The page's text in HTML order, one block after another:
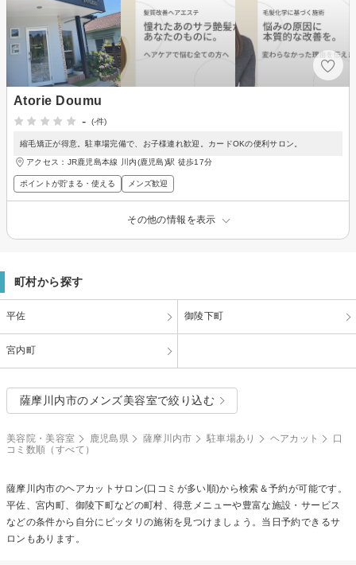
Atorie Doumu
-
(-件)
縮毛矯正が得意。駐車場完備で、お子様連れ歓迎。カードOKの便利サロン。
アクセス：JR鹿児島本線 川内(鹿児島)駅 徒歩17分
ポイントが貯まる・使える メンズ歓迎
その他の情報を表示
町村から探す
平佐 御陵下町
宮内町
薩摩川内市のメンズ美容室で絞り込む
美容院・美容室 鹿児島県 薩摩川内市 駐車場あり ヘアカット
口
コミ数順（すべて）
薩摩川内市のヘアカット サロン(口コミが多い順)から検索＆予約が可能です。
平佐、宮内町、御陵下町などの町村、得意メニューや豊富な施設・サービス
などの条件から自分にピッタリの施術を見つけましょう。当日予約できるサ
ロンもあります。